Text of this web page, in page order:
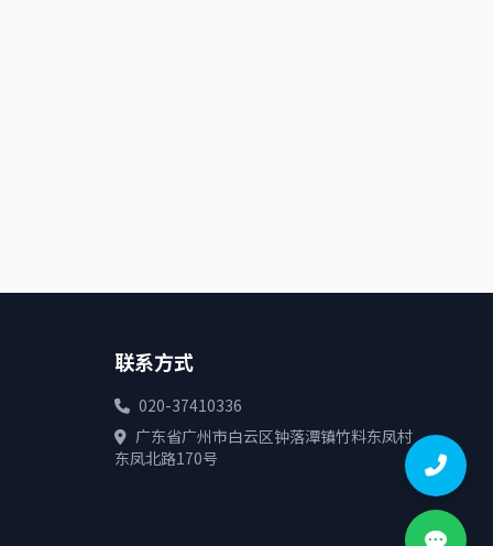
联系方式
020-37410336
广东省广州市白云区钟落潭镇竹料东凤村
东凤北路170号